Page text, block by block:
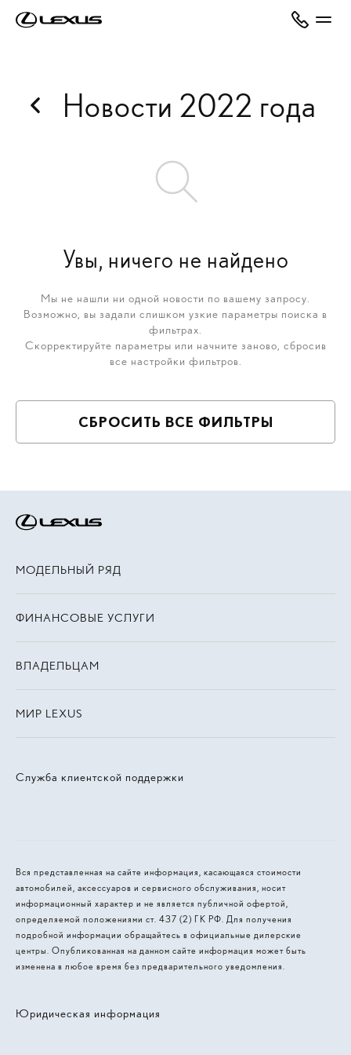
Новости 2022 года
Увы, ничего не найдено
Мы не нашли ни одной новости по вашему запросу.
Возможно, вы задали слишком узкие параметры поиска в
фильтрах.
Скорректируйте параметры или начните заново, сбросив
все настройки фильтров.
СБРОСИТЬ ВСЕ ФИЛЬТРЫ
Служба клиентской поддержки
МОДЕЛЬНЫЙ РЯД
ФИНАНСОВЫЕ УСЛУГИ
ВЛАДЕЛЬЦАМ
МИР LEXUS
Вся представленная на сайте информация, касающаяся стоимости
автомобилей, аксессуаров и сервисного обслуживания, носит
информационный характер и не является публичной офертой,
определяемой положениями ст. 437 (2) ГК РФ. Для получения
подробной информации обращайтесь в официальные дилерские
центры. Опубликованная на данном сайте информация может быть
изменена в любое время без предварительного уведомления.
Юридическая информация